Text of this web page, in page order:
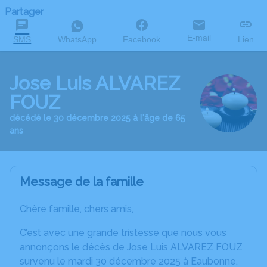
Partager
SMS WhatsApp Facebook E-mail Lien
Jose Luis ALVAREZ
FOUZ
décédé le 30 décembre 2025 à l'âge de 65
ans
Message de la famille
Chère famille, chers amis,
C’est avec une grande tristesse que nous vous
annonçons le décès de Jose Luis ALVAREZ FOUZ
survenu le mardi 30 décembre 2025 à Eaubonne.